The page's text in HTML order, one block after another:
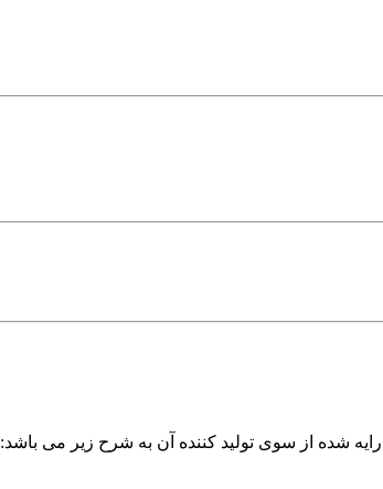
ارایه شده از سوی تولید کننده آن به شرح زیر می باشد: